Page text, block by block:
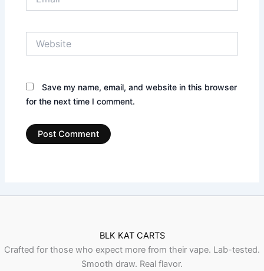
Save my name, email, and website in this browser
for the next time I comment.
BLK KAT CARTS
Crafted for those who expect more from their vape. Lab-tested.
Smooth draw. Real flavor.